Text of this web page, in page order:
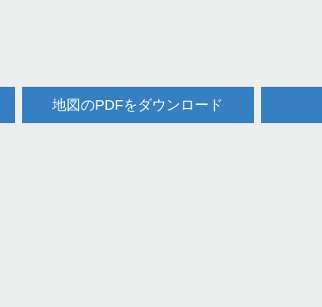
地図のPDFをダウンロード